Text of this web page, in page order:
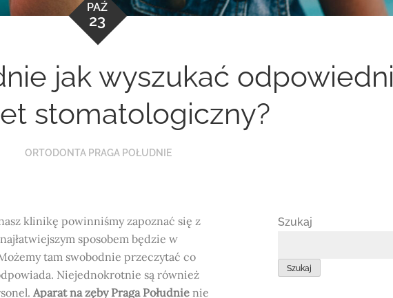
PAŹ
23
jak wyszukać
stomatologiczny?
ORTODONTA PRAGA POŁUDNIE
klinikę powinniśmy zapoznać się z
sposobem będzie w
tam swobodnie przeczytać co
Niejednokrotnie są również
Aparat na zęby Praga Południe nie
Szukaj
Szukaj